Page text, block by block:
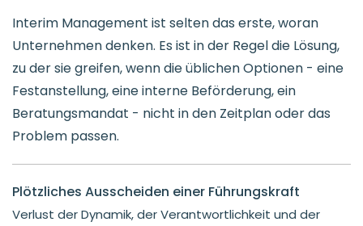
Interim Management ist selten das erste, woran
Unternehmen denken. Es ist in der Regel die Lösung,
zu der sie greifen, wenn die üblichen Optionen - eine
Festanstellung, eine interne Beförderung, ein
Beratungsmandat - nicht in den Zeitplan oder das
Problem passen.
Plötzliches Ausscheiden einer Führungskraft
Verlust der Dynamik, der Verantwortlichkeit und der